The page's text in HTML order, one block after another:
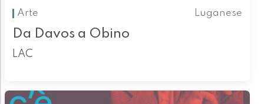
Arte
Luganese
Da Davos a Obino
LAC